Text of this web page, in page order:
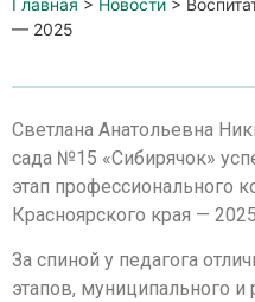
Главная > Новости >
— 2025
Светлана Анатольевна
сада №15 «Сибирячок»
этап профессионального
Красноярского края —
За спиной у педагога
этапов, муниципального и